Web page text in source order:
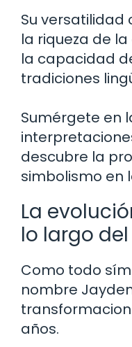
Su
la riqueza de
la capacidad
tradiciones
Sumérgete en
descubre la
simbolismo en
La
lo largo
Como todo
nombre
años.